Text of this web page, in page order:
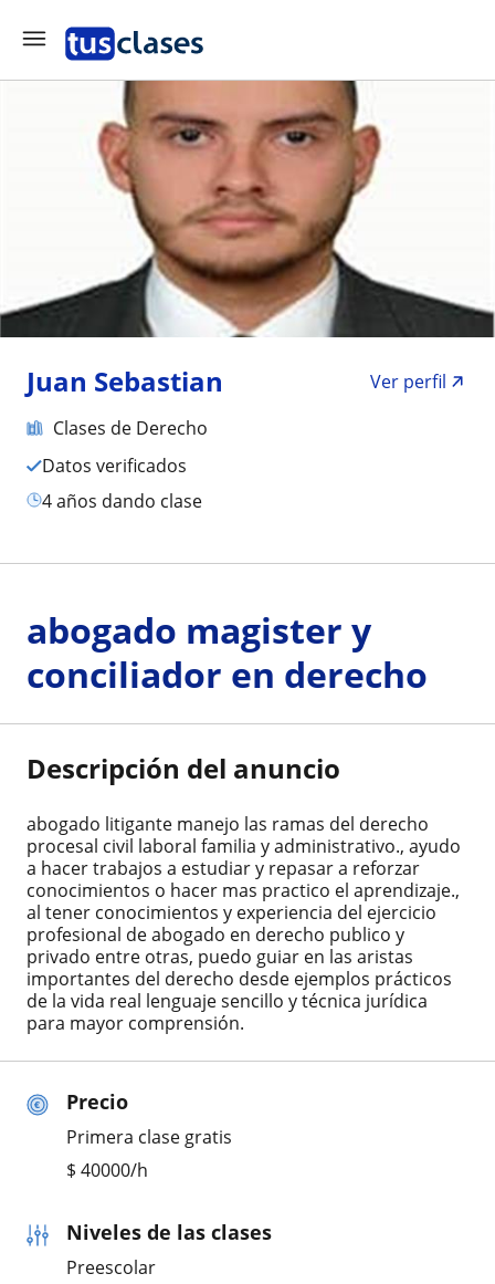
Juan Sebastian
Ver perfil
Clases de Derecho
Datos verificados
4 años dando clase
Precio
Primera clase gratis
$ 40000/h
Niveles de las clases
Preescolar
abogado magister y
conciliador en derecho
Descripción del anuncio
abogado litigante manejo las ramas del derecho
procesal civil laboral familia y administrativo., ayudo
a hacer trabajos a estudiar y repasar a reforzar
conocimientos o hacer mas practico el aprendizaje.,
al tener conocimientos y experiencia del ejercicio
profesional de abogado en derecho publico y
privado entre otras, puedo guiar en las aristas
importantes del derecho desde ejemplos prácticos
de la vida real lenguaje sencillo y técnica jurídica
para mayor comprensión.